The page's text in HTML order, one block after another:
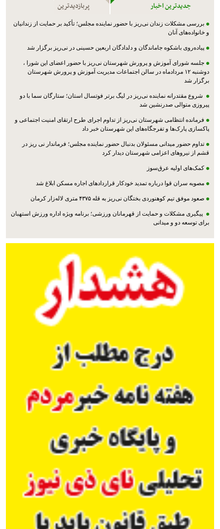
جدیدترین اخبار پربازدیدترین
بررسی مشکلات زندان نی‌ریز با حضور نماینده مجلس؛ تأکید بر حمایت از زندانیان
و خانواده‌های آنان
پیاده‌روی باشکوه جاماندگان و دلدادگان اربعین حسینی در نی‌ریز برگزار شد
جلسه شورای آموزش و پرورش شهرستان نی‌ریز با حضور اعضای این شورا ،
دوشنبه ۱۲ مردادماه در سالن اجتماعات مدیریت آموزش و پرورش شهرستان
برگزار شد
شروع مقتدرانه نماینده نی‌ریز در لیگ برتر فوتسال استان؛ ستارگان سما با دو
پیروزی متوالی صدرنشین شد
فرمانده انتظامی شهرستان نی‌ریز از تداوم اجرای طرح ارتقای امنیت اجتماعی و
پاکسازی پارک‌ها و تفرجگاه‌های این شهرستان خبر داد
تداوم حضور میدانی مسئولان بدنبال حضور نماینده مجلس؛ فرماندار نی ریز در
قشم از نیروهای اعزامی شهرستان دیدار کرد
کمک‌های اولیه عرق‌سوز
مصوبه سران قوا درباره تمدید خودکار قراردادهای اجاره مسکن ابلاغ شد
صعود موفق تیم کوهنوردی بختگان نی‌ریز به قله ۴۳۷۵ متری لاله‌زار کرمان
پیگیری مشکلات و حمایت از قهرمانان ورزشی؛ برنامه ویژه اداره ورزش استهبان
برای توسعه دو و میدانی